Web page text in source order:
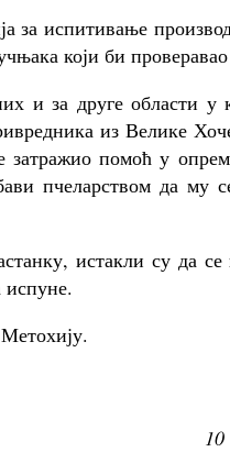
за испитивање
који би
и за друге области у
из Велике
затражио помоћ у
пчеларством да му
истакли су да се